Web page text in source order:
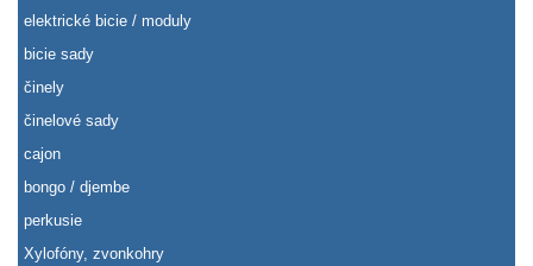
elektrické bicie / moduly
bicie sady
činely
činelové sady
cajon
bongo / djembe
perkusie
Xylofóny, zvonkohry